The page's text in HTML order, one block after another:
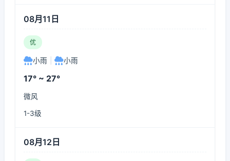
08月11日
优
小雨 小雨
17° ~ 27°
微风
1-3级
08月12日